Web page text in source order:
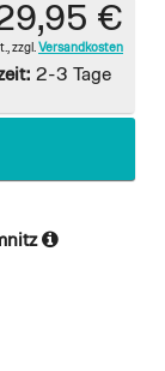
€
zzgl. Versandkosten
2-3 Tage